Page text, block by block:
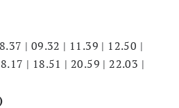
| 09.32 | 11.39 | 12.50 |
| 18.51 | 20.59 | 22.03 |